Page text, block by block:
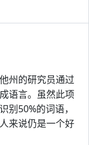
州的研究员通过
语言。虽然此项
别50%的词语，
来说仍是一个好